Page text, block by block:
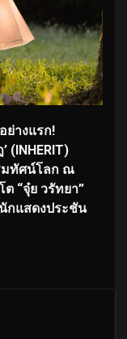
ย่างแรก!
(INHERIT)
มทัศน์โลก ณ
“จุ๋ย วรัทยา”
กแสดงประชัน